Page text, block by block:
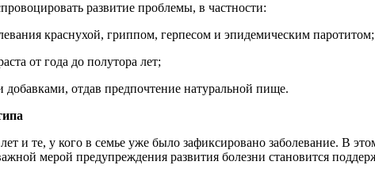
развитие проблемы, в частности:
краснухой, гриппом, герпесом и эпидемическим паротитом;
от года до полутора лет;
отдав предпочтение натуральной пище.
и те, у кого в семье уже было зафиксировано заболевание. В
мерой предупреждения развития болезни становится